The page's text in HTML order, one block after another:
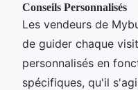
Conseils Personnalisés
Les vendeurs de
de guider chaque
personnalisés en
spécifiques, qu'il